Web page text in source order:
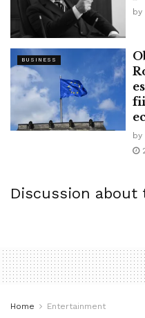
Tags: Berlin bpnews
by
BUSINESS
by
Discussion about
Home Entertainment